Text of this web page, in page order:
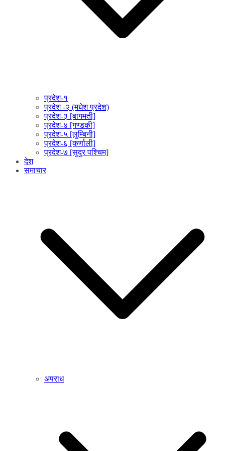
प्रदेश-१
प्रदेश -२ (मधेश प्रदेश)
प्रदेश-३ [बागमती]
प्रदेश-४ [गण्डकी]
प्रदेश-५ [लुम्बिनी]
प्रदेश-६ [कर्णाली]
प्रदेश-७ [सुदुर पश्चिम]
देश
समाचार
अपराध